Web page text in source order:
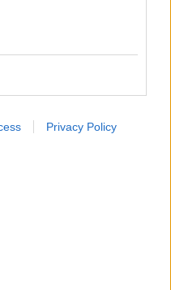
Privacy Policy